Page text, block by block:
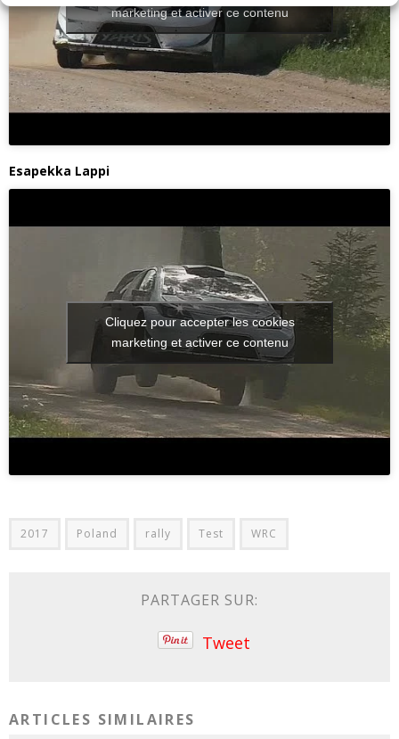
marketing et activer ce contenu
Esapekka Lappi
Cliquez pour accepter les cookies
marketing et activer ce contenu
2017 Poland rally Test WRC
PARTAGER SUR:
Tweet
ARTICLES SIMILAIRES